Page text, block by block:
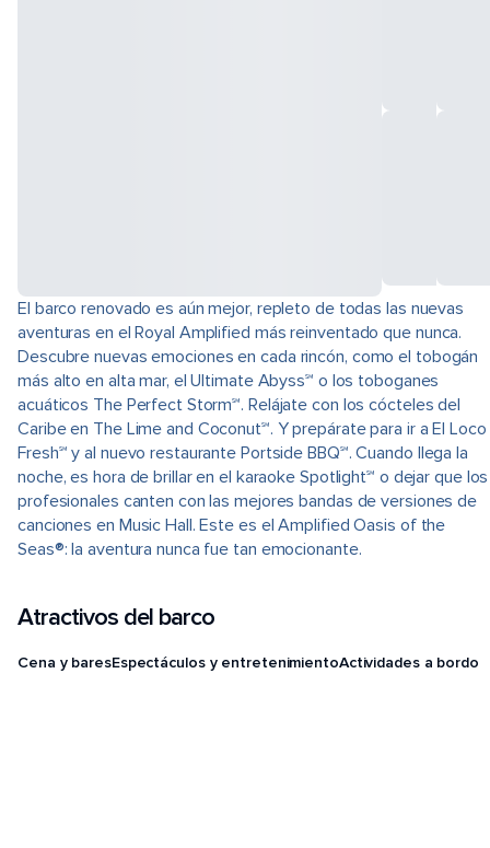
El barco renovado es aún mejor, repleto de todas las nuevas
aventuras en el Royal Amplified más reinventado que nunca.
Descubre nuevas emociones en cada rincón, como el tobogán
más alto en alta mar, el Ultimate Abyss℠ o los toboganes
acuáticos The Perfect Storm℠. Relájate con los cócteles del
Caribe en The Lime and Coconut℠. Y prepárate para ir a El Loco
Fresh℠ y al nuevo restaurante Portside BBQ℠. Cuando llega la
noche, es hora de brillar en el karaoke Spotlight℠ o dejar que los
profesionales canten con las mejores bandas de versiones de
canciones en Music Hall. Este es el Amplified Oasis of the
Seas®: la aventura nunca fue tan emocionante.
Atractivos del barco
Cena y baresEspectáculos y entretenimientoActividades a bordo